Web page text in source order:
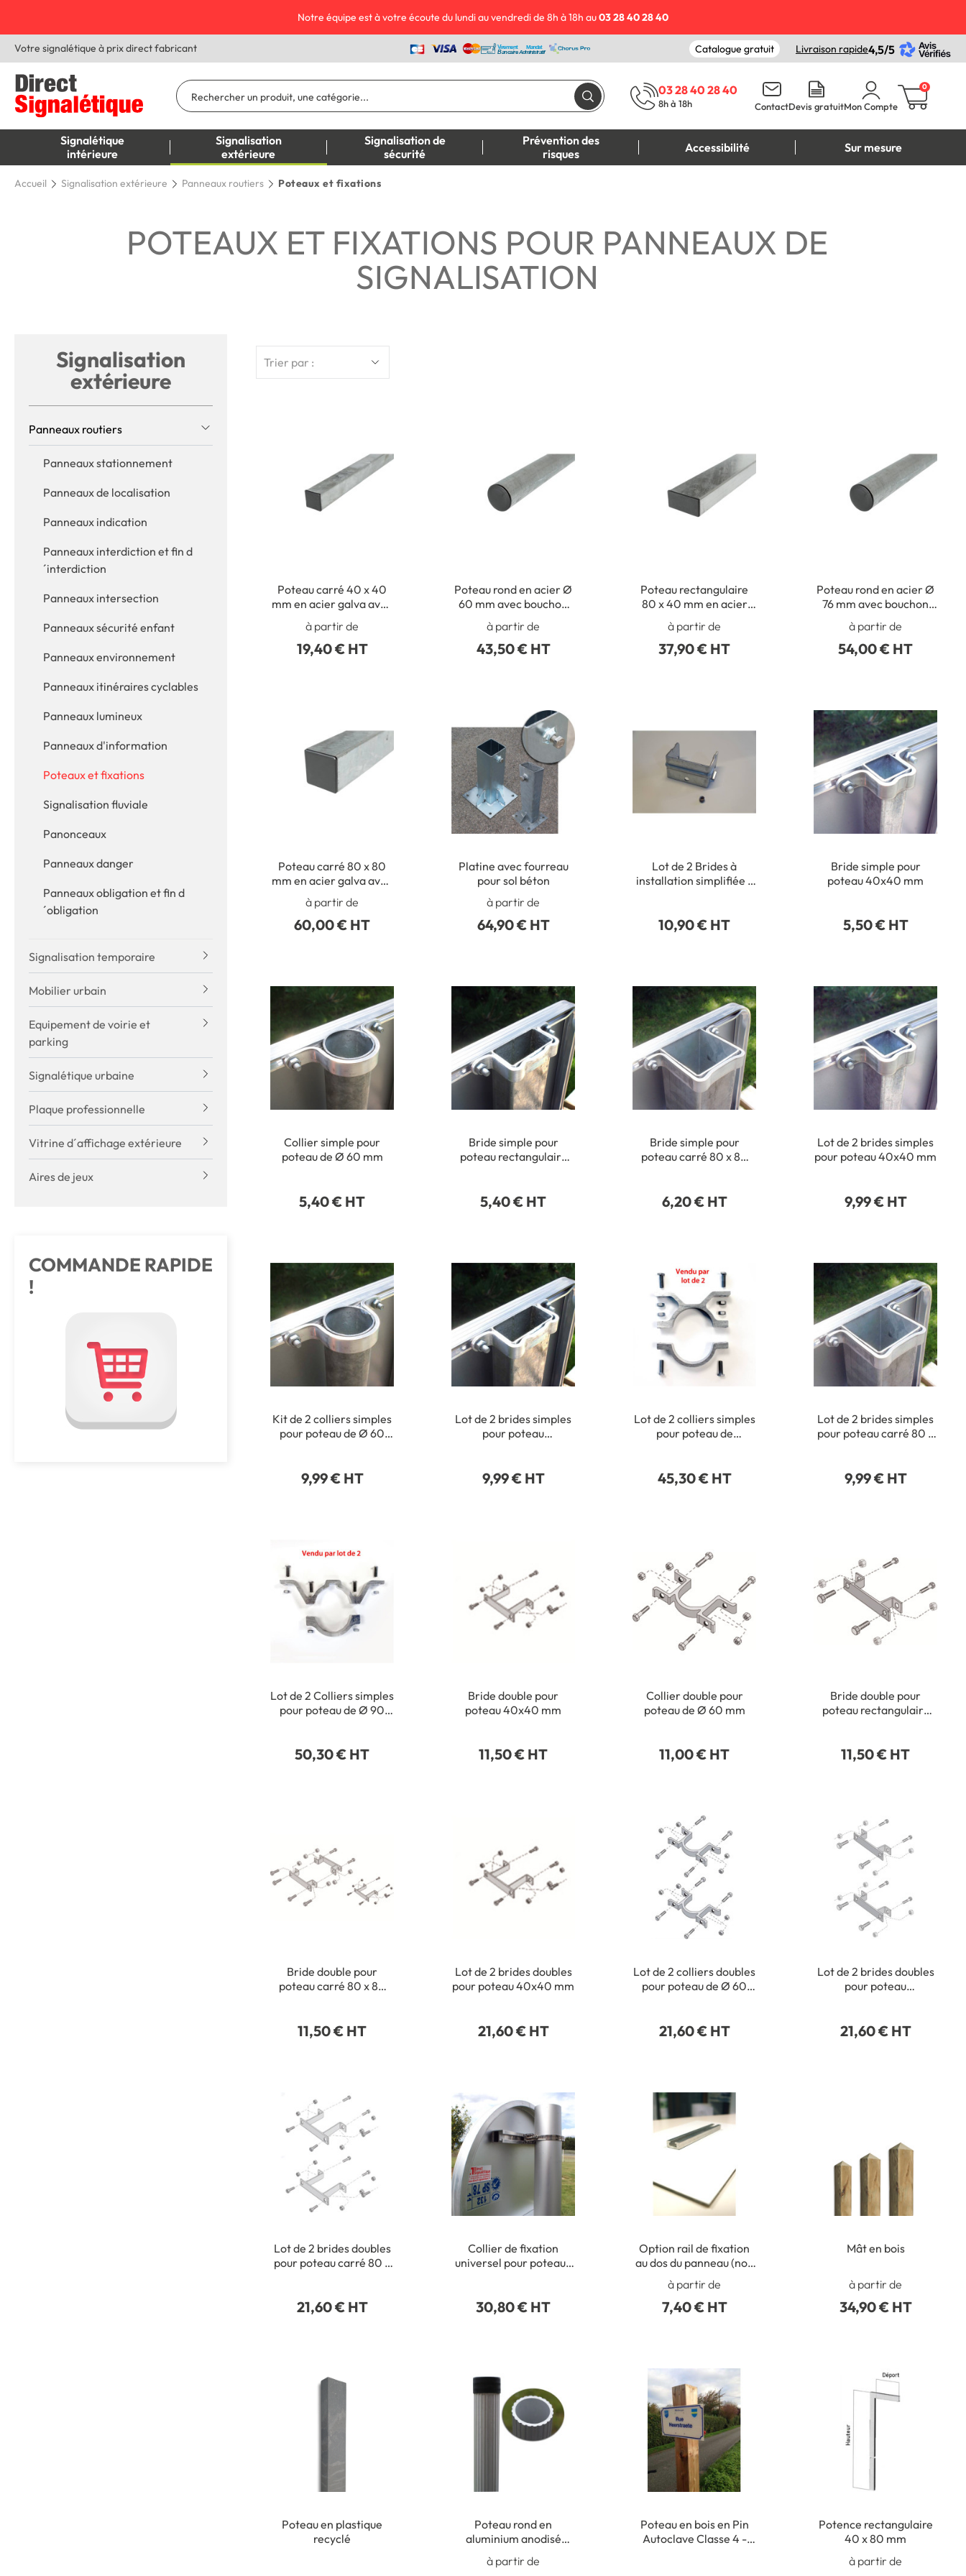
Notre équipe est à votre écoute du lundi au vendredi de 8h à 18h au03 28 40 28 40
Votre signalétique à prix direct fabricant Catalogue gratuit Livraison rapide4,5/5
03 28 40 28 40
8h à 18h ContactDevis gratuitMon Compte
0
Signalétique
intérieure
Signalisation
extérieure
Signalisation de
sécurité
Prévention des
risques
Accessibilité Sur mesure
Accueil Signalisation extérieure Panneaux routiers Poteaux et fixations
POTEAUX ET FIXATIONS POUR PANNEAUX DE
SIGNALISATION
Signalisation
extérieure
Panneaux routiers
Panneaux stationnement
Panneaux de localisation
Panneaux indication
Panneaux interdiction et fin d
´interdiction
Panneaux intersection
Panneaux sécurité enfant
Panneaux environnement
Panneaux itinéraires cyclables
Panneaux lumineux
Panneaux d'information
Poteaux et fixations
Signalisation fluviale
Panonceaux
Panneaux danger
Panneaux obligation et fin d
´obligation
Signalisation temporaire
Mobilier urbain
Equipement de voirie et
parking
Signalétique urbaine
Plaque professionnelle
Vitrine d´affichage extérieure
Aires de jeux
COMMANDE RAPIDE
!
Trier par :
Poteau carré 40 x 40
mm en acier galva avec
bouchon obturateur
à partir de
19,40 € HT
Poteau rond en acier Ø
60 mm avec bouchon
obturateur
à partir de
43,50 € HT
Poteau rectangulaire
80 x 40 mm en acier
galva avec bouchon
obturateur
à partir de
37,90 € HT
Poteau rond en acier Ø
76 mm avec bouchon
obturateur
à partir de
54,00 € HT
Poteau carré 80 x 80
mm en acier galva avec
bouchon obturateur
à partir de
60,00 € HT
Platine avec fourreau
pour sol béton
à partir de
64,90 € HT
Lot de 2 Brides à
installation simplifiée -
10,90 € HT
Bride simple pour
poteau 40x40 mm
5,50 € HT
Collier simple pour
poteau de Ø 60 mm
5,40 € HT
Bride simple pour
poteau rectangulaire
5,40 € HT
Bride simple pour
poteau carré 80 x 80
6,20 € HT
Lot de 2 brides simples
pour poteau 40x40 mm
9,99 € HT
Kit de 2 colliers simples
pour poteau de Ø 60
9,99 € HT
Lot de 2 brides simples
pour poteau
9,99 € HT
Lot de 2 colliers simples
pour poteau de
45,30 € HT
Lot de 2 brides simples
pour poteau carré 80 x
9,99 € HT
Lot de 2 Colliers simples
pour poteau de Ø 90
50,30 € HT
Bride double pour
poteau 40x40 mm
11,50 € HT
Collier double pour
poteau de Ø 60 mm
11,00 € HT
Bride double pour
poteau rectangulaire
11,50 € HT
Bride double pour
poteau carré 80 x 80
11,50 € HT
Lot de 2 brides doubles
pour poteau 40x40 mm
21,60 € HT
Lot de 2 colliers doubles
pour poteau de Ø 60
21,60 € HT
Lot de 2 brides doubles
pour poteau
21,60 € HT
Lot de 2 brides doubles
pour poteau carré 80 x
21,60 € HT
Collier de fixation
universel pour poteaux
30,80 € HT
Option rail de fixation
au dos du panneau (non
à partir de
7,40 € HT
Mât en bois
à partir de
34,90 € HT
Poteau en plastique
recyclé
Poteau rond en
aluminium anodisé
naturel - Ø 60 mm
à partir de
Poteau en bois en Pin
Autoclave Classe 4 -
Potence rectangulaire
40 x 80 mm
à partir de